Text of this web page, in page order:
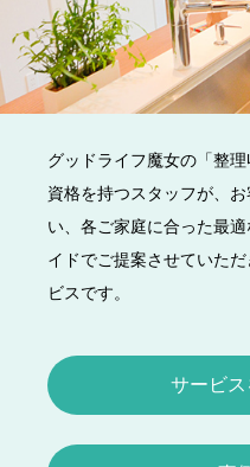
グッドライフ魔女の「整
資格を持つスタッフが、
い、各ご家庭に合った最
イドでご提案させていた
ビスです。
サービ